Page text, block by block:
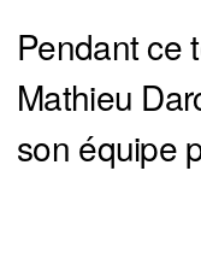
Pendant ce
Mathieu
son équipe